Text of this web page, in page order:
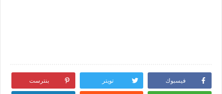
فيسبوك تويتر بنترست